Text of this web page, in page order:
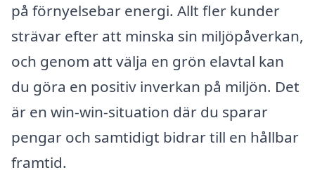
på förnyelsebar energi. Allt fler kunder
strävar efter att minska sin miljöpåverkan,
och genom att välja en grön elavtal kan
du göra en positiv inverkan på miljön. Det
är en win-win-situation där du sparar
pengar och samtidigt bidrar till en hållbar
framtid.